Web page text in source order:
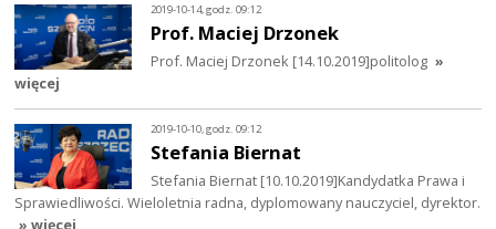
2019-10-14, godz. 09:12
Prof. Maciej Drzonek
Prof. Maciej Drzonek [14.10.2019]politolog »
więcej
2019-10-10, godz. 09:12
Stefania Biernat
Stefania Biernat [10.10.2019]Kandydatka Prawa i
Sprawiedliwości. Wieloletnia radna, dyplomowany nauczyciel, dyrektor.
» więcej